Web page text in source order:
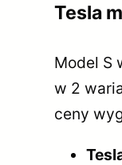
Tesla
Model S
w 2
ceny